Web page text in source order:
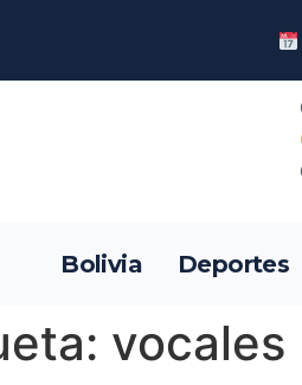
Bolivia Deportes
vocales